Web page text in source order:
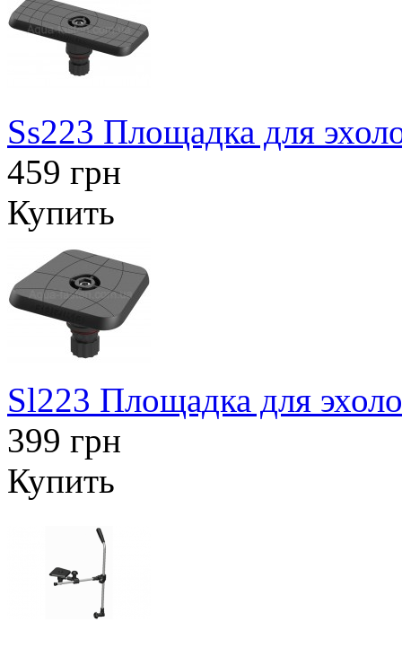
Ss223 Площадка для
459 грн
Купить
Sl223 Площадка для
399 грн
Купить